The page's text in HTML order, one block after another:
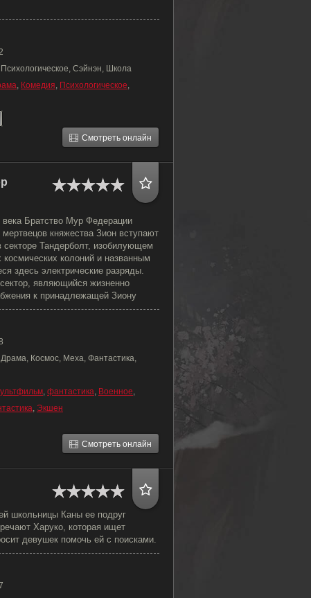
Сэйнэн, Школа
, Комедия, Психологическое,
Смотреть онлайн
века Братство Мур Федерации
княжества Зион вступают
секторе Тандерболт, изобилующем
колоний и названным
здесь электрические разряды.
являющийся жизненно
к принадлежащей Зиону
Космос, Меха, Фантастика,
, фантастика, Военное,
, Экшен
Смотреть онлайн
школьницы Каны ее подруг
Харуко, которая ищет
девушек помочь ей с поисками.